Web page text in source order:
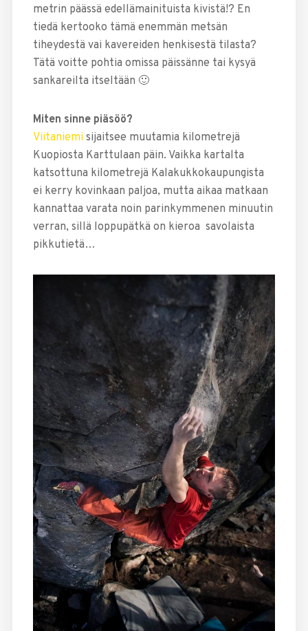
metrin päässä edellämainituista kivistä!? En
tiedä kertooko tämä enemmän metsän
tiheydestä vai kavereiden henkisestä tilasta?
Tätä voitte pohtia omissa päissänne tai kysyä
sankareilta itseltään 🙂
Miten sinne piäsöö?
Viitaniemisijaitsee muutamia kilometrejä
Kuopiosta Karttulaan päin. Vaikka kartalta
katsottuna kilometrejä Kalakukkokaupungista
ei kerry kovinkaan paljoa, mutta aikaa matkaan
kannattaa varata noin parinkymmenen minuutin
verran, sillä loppupätkä on kieroa savolaista
pikkutietä…